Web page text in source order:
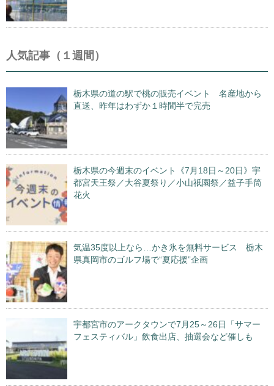
人気記事（１週間）
栃木県の道の駅で桃の販売イベント 名産地から
直送、昨年はわずか１時間半で完売
栃木県の今週末のイベント《7月18日～20日》宇
都宮天王祭／大谷夏祭り／小山祇園祭／益子手筒
花火
気温35度以上なら…かき氷を無料サービス 栃木
県真岡市のゴルフ場で“夏応援”企画
宇都宮市のアークタウンで7月25～26日「サマー
フェスティバル」飲食出店、抽選会など催しも